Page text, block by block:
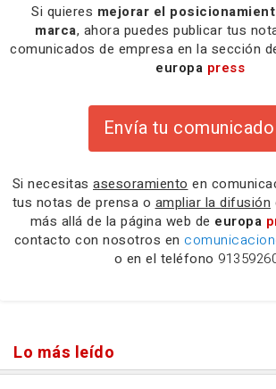
Si quieres mejorar el
marca, ahora puedes publicar tus
comunicados de empresa en la sección
europa press
Envía tu comunicado
Si necesitas asesoramiento en
tus notas de prensa o ampliar la difusión
más allá de la página web de europa
contacto con nosotros en
o en el teléfono
Lo más leído